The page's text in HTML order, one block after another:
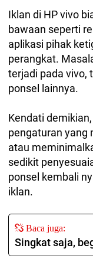
Iklan di HP vivo
bawaan seperti
aplikasi pihak
perangkat.
terjadi pada vivo,
ponsel lainnya.
Kendati
pengaturan yang
atau
sedikit
ponsel kembali
iklan.
Baca juga:
Singkat saja,